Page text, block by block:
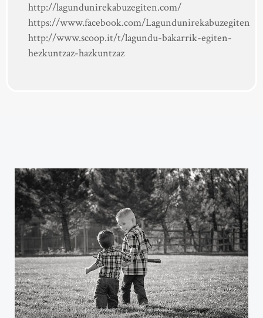
http://lagundunirekabuzegiten.com/
https://www.facebook.com/Lagundunirekabuzegiten
http://www.scoop.it/t/lagundu-bakarrik-egiten-
hezkuntzaz-hazkuntzaz